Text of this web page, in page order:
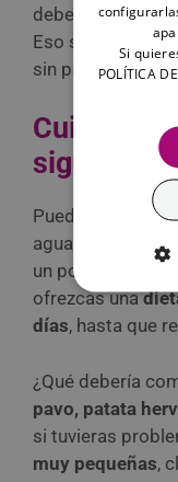
debes ofrecerle
Eso sí,
sin prisas. ¡Será
Cuida lo
siguientes
Puede que unos
agua de mar, tu
un poco
ofrezcas una
días, hasta que
¿Qué debería
pavo, patata
si tuvieras
muy pequeñas,
Si
POLÍTICA